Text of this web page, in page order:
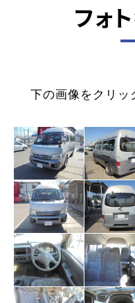
フォ
下の画像をクリッ